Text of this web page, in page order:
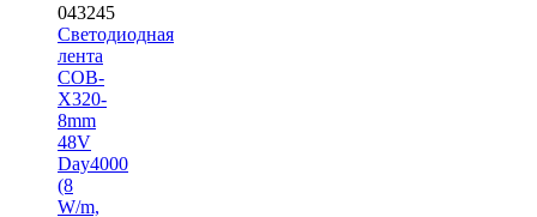
043245
Светодиодная
лента
COB-
X320-
8mm
48V
Day4000
(8
W/m,